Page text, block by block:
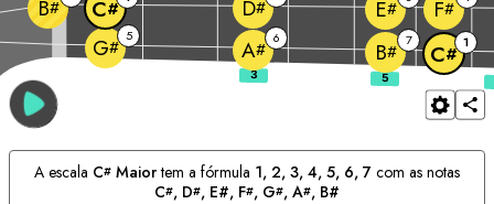
G# 5
A# 6
B# 7
C# 1
B# C# D# E# F#
A escala C# Maiortem a fórmula 1, 2, 3, 4, 5, 6, 7 com as notas
C#, D#, E#, F#, G#, A#, B#